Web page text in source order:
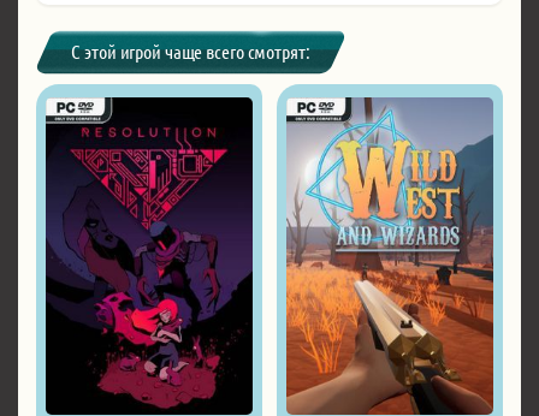
С этой игрой чаще всего смотрят: